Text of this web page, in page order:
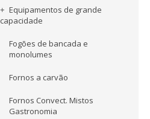
Equipamentos de grande
capacidade
Fogões de bancada e
monolumes
Fornos a carvão
Fornos Convect. Mistos
Gastronomia